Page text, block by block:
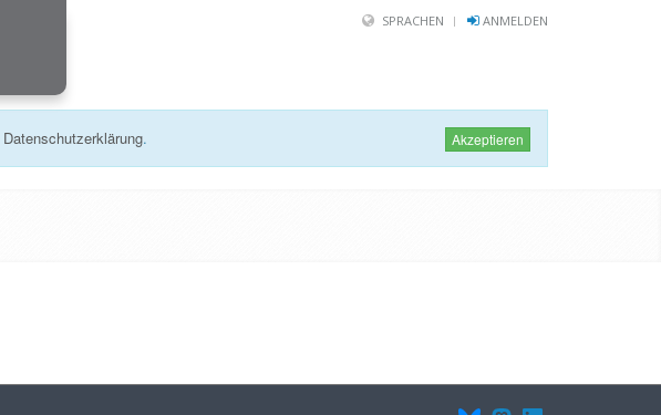
SPRACHEN ANMELDEN
Datenschutzerklärung. Akzeptieren